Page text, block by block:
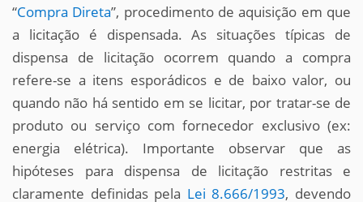
“Compra Direta”, procedimento de aquisição em que
a licitação é dispensada. As situações típicas de
dispensa de licitação ocorrem quando a compra
refere-se a itens esporádicos e de baixo valor, ou
quando não há sentido em se licitar, por tratar-se de
produto ou serviço com fornecedor exclusivo (ex:
energia elétrica). Importante observar que as
hipóteses para dispensa de licitação restritas e
claramente definidas pela Lei 8.666/1993, devendo